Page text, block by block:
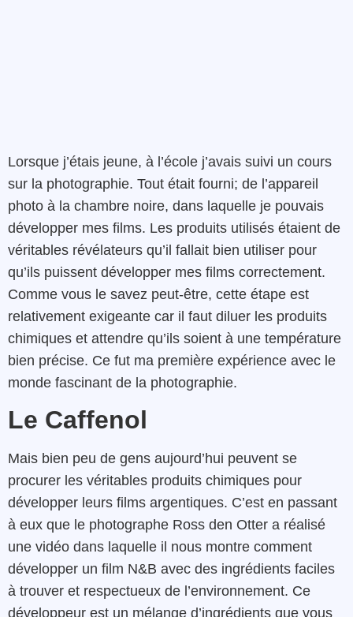
Lorsque j’étais jeune, à l’école j’avais suivi un cours
sur la photographie. Tout était fourni; de l’appareil
photo à la chambre noire, dans laquelle je pouvais
développer mes films. Les produits utilisés étaient de
véritables révélateurs qu’il fallait bien utiliser pour
qu’ils puissent développer mes films correctement.
Comme vous le savez peut-être, cette étape est
relativement exigeante car il faut diluer les produits
chimiques et attendre qu’ils soient à une température
bien précise. Ce fut ma première expérience avec le
monde fascinant de la photographie.
Le Caffenol
Mais bien peu de gens aujourd’hui peuvent se
procurer les véritables produits chimiques pour
développer leurs films argentiques. C’est en passant
à eux que le photographe Ross den Otter a réalisé
une vidéo dans laquelle il nous montre comment
développer un film N&B avec des ingrédients faciles
à trouver et respectueux de l’environnement. Ce
développeur est un mélange d’ingrédients que vous